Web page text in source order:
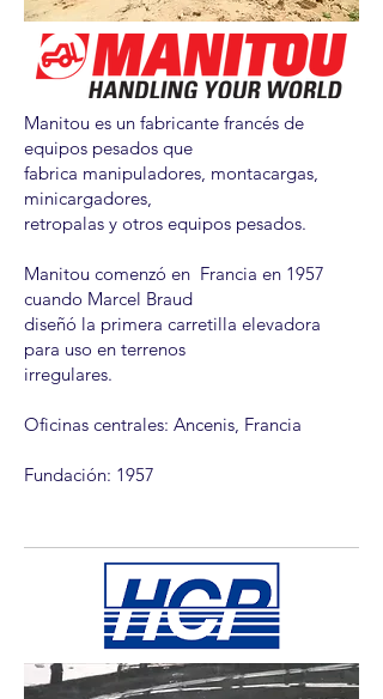
Manitou es un fabricante francés de
equipos pesados ​​que
fabrica manipuladores, montacargas,
minicargadores,
retropalas y otros equipos pesados.
Manitou comenzó en Francia en 1957
cuando Marcel Braud
diseñó la primera carretilla elevadora
para uso en terrenos
irregulares.
Oficinas centrales: Ancenis, Francia
Fundación: 1957